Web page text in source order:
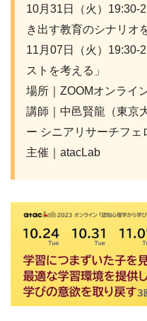
10月31日（火）19:30-
き出す教育のシナリオ
11月07日（火）19:30-
ストを考える」
場所｜ZOOMオンライ
講師｜中邑賢龍（東京
ー シニアリサーチフェ
主催｜atacLab